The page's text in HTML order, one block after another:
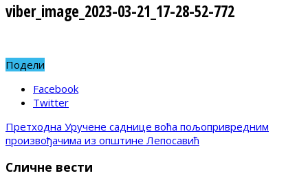
viber_image_2023-03-21_17-28-52-772
Подели
Facebook
Twitter
Претходна Уручене саднице воћа пољопривредним
произвођачима из општине Лепосавић
Сличне вести